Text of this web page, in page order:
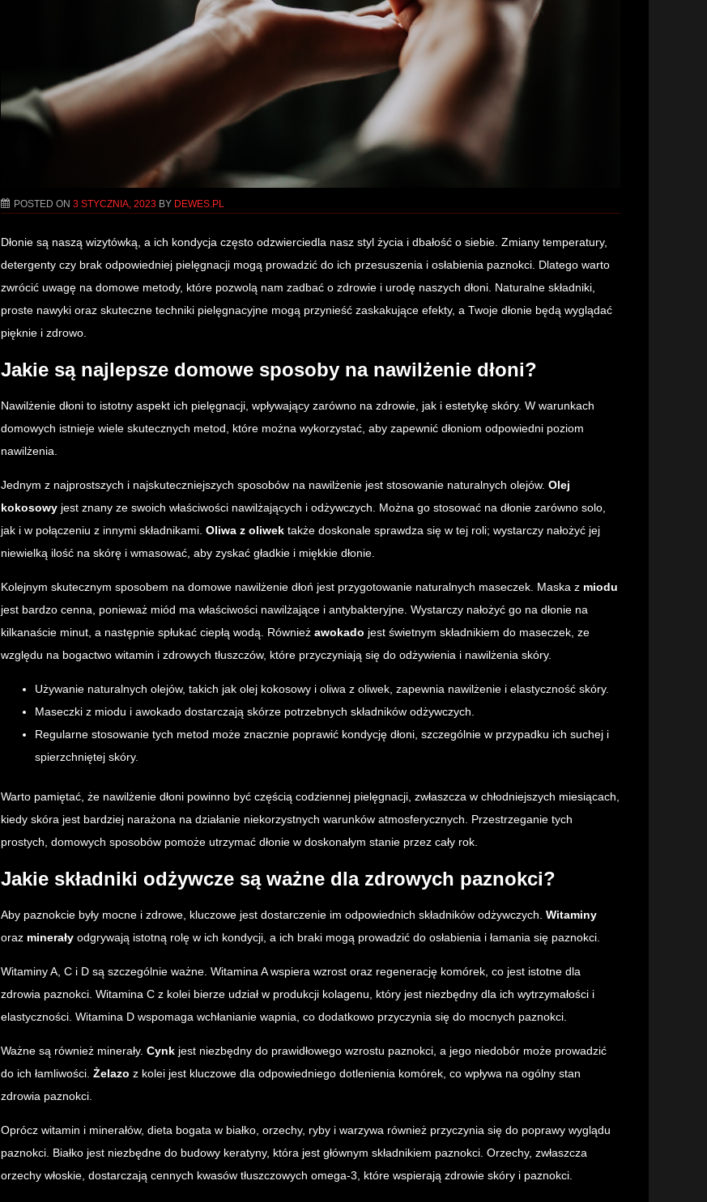
POSTED ON 3 STYCZNIA, 2023 BY DEWES.PL
Dłonie są naszą wizytówką, a ich kondycja często odzwierciedla nasz styl życia i dbałość o siebie. Zmiany temperatury,
detergenty czy brak odpowiedniej pielęgnacji mogą prowadzić do ich przesuszenia i osłabienia paznokci. Dlatego warto
zwrócić uwagę na domowe metody, które pozwolą nam zadbać o zdrowie i urodę naszych dłoni. Naturalne składniki,
proste nawyki oraz skuteczne techniki pielęgnacyjne mogą przynieść zaskakujące efekty, a Twoje dłonie będą wyglądać
pięknie i zdrowo.
Jakie są najlepsze domowe sposoby na nawilżenie dłoni?
Nawilżenie dłoni to istotny aspekt ich pielęgnacji, wpływający zarówno na zdrowie, jak i estetykę skóry. W warunkach
domowych istnieje wiele skutecznych metod, które można wykorzystać, aby zapewnić dłoniom odpowiedni poziom
nawilżenia.
Jednym z najprostszych i najskuteczniejszych sposobów na nawilżenie jest stosowanie naturalnych olejów. Olej
kokosowy jest znany ze swoich właściwości nawilżających i odżywczych. Można go stosować na dłonie zarówno solo,
jak i w połączeniu z innymi składnikami. Oliwa z oliwek także doskonale sprawdza się w tej roli; wystarczy nałożyć jej
niewielką ilość na skórę i wmasować, aby zyskać gładkie i miękkie dłonie.
Kolejnym skutecznym sposobem na domowe nawilżenie dłoń jest przygotowanie naturalnych maseczek. Maska z miodu
jest bardzo cenna, ponieważ miód ma właściwości nawilżające i antybakteryjne. Wystarczy nałożyć go na dłonie na
kilkanaście minut, a następnie spłukać ciepłą wodą. Również awokado jest świetnym składnikiem do maseczek, ze
względu na bogactwo witamin i zdrowych tłuszczów, które przyczyniają się do odżywienia i nawilżenia skóry.
Używanie naturalnych olejów, takich jak olej kokosowy i oliwa z oliwek, zapewnia nawilżenie i elastyczność skóry.
Maseczki z miodu i awokado dostarczają skórze potrzebnych składników odżywczych.
Regularne stosowanie tych metod może znacznie poprawić kondycję dłoni, szczególnie w przypadku ich suchej i
spierzchniętej skóry.
Warto pamiętać, że nawilżenie dłoni powinno być częścią codziennej pielęgnacji, zwłaszcza w chłodniejszych miesiącach,
kiedy skóra jest bardziej narażona na działanie niekorzystnych warunków atmosferycznych. Przestrzeganie tych
prostych, domowych sposobów pomoże utrzymać dłonie w doskonałym stanie przez cały rok.
Jakie składniki odżywcze są ważne dla zdrowych paznokci?
Aby paznokcie były mocne i zdrowe, kluczowe jest dostarczenie im odpowiednich składników odżywczych. Witaminy
oraz minerały odgrywają istotną rolę w ich kondycji, a ich braki mogą prowadzić do osłabienia i łamania się paznokci.
Witaminy A, C i D są szczególnie ważne. Witamina A wspiera wzrost oraz regenerację komórek, co jest istotne dla
zdrowia paznokci. Witamina C z kolei bierze udział w produkcji kolagenu, który jest niezbędny dla ich wytrzymałości i
elastyczności. Witamina D wspomaga wchłanianie wapnia, co dodatkowo przyczynia się do mocnych paznokci.
Ważne są również minerały. Cynk jest niezbędny do prawidłowego wzrostu paznokci, a jego niedobór może prowadzić
do ich łamliwości. Żelazo z kolei jest kluczowe dla odpowiedniego dotlenienia komórek, co wpływa na ogólny stan
zdrowia paznokci.
Oprócz witamin i minerałów, dieta bogata w białko, orzechy, ryby i warzywa również przyczynia się do poprawy wyglądu
paznokci. Białko jest niezbędne do budowy keratyny, która jest głównym składnikiem paznokci. Orzechy, zwłaszcza
orzechy włoskie, dostarczają cennych kwasów tłuszczowych omega-3, które wspierają zdrowie skóry i paznokci.